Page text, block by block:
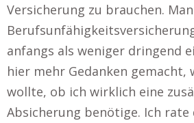
Versicherung zu brauchen.
anfangs als weniger dringend
hier mehr Gedanken gemacht,
wollte, ob ich wirklich eine
Absicherung benötige. Ich rate